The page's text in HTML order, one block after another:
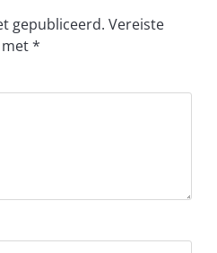
gepubliceerd. Vereiste
*